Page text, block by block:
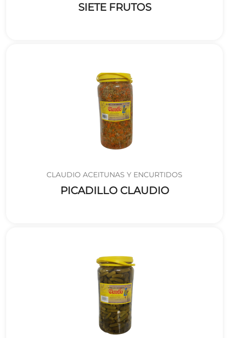
SIETE FRUTOS
CLAUDIO ACEITUNAS Y ENCURTIDOS
PICADILLO CLAUDIO